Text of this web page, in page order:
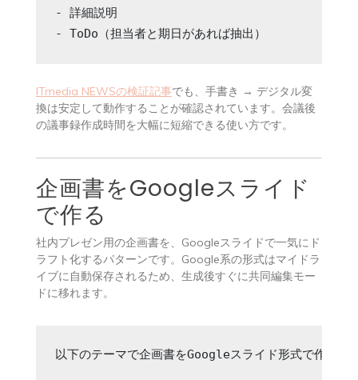
- 詳細説明
- ToDo（担当者と期日があれば抽出）
ITmedia NEWSの検証記事でも、手書き → デジタル変
換は安定して動作することが確認されています。会議後
の議事録作成時間を大幅に短縮できる使い方です。
企画書をGoogleスライド
で作る
社内プレゼン用の企画書を、Googleスライドで一気にド
ラフト化するパターンです。Google系の形式はマイドラ
イブに自動保存されるため、生成後すぐに共同編集モー
ドに移れます。
以下のテーマで企画書をGoogleスライド形式で作成し